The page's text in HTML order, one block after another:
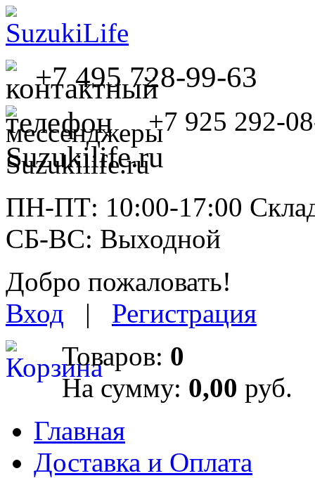
+7 495 728-99-63
+7 925 292-
ПН-ПТ: 10:00-17:00
СБ-ВС: Выходной
Добро пожаловать!
Вход | Регистрация
Товаров: 0
На сумму: 0,00 руб.
Главная
Доставка и Оплата